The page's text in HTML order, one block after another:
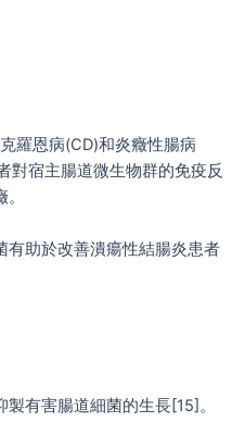
羅恩病(CD)和炎癥性腸病
對宿主腸道微生物群的免疫反
有助於改善潰瘍性結腸炎患者
有害腸道細菌的生長[15]。